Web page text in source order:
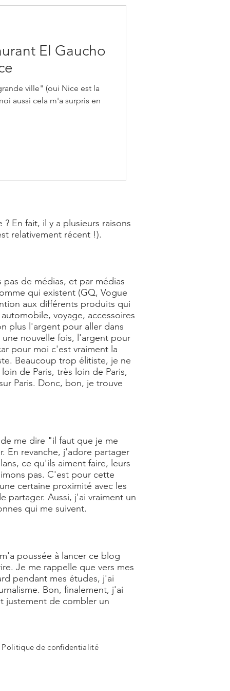
El Gaucho
ville" (oui Nice est la
aussi cela m'a surpris en
En fait, il y a plusieurs raisons
relativement récent !).
de médias, et par médias
qui existent (GQ, Vogue
aux différents produits qui
voyage, accessoires
plus l'argent pour aller dans
nouvelle fois, l'argent pour
pour moi c'est vraiment la
Beaucoup trop élitiste, je ne
de Paris, très loin de Paris,
Paris. Donc, bon, je trouve
me dire "il faut que je me
En revanche, j'adore partager
ce qu'ils aiment faire, leurs
pas. C'est pour cette
certaine proximité avec les
partager. Aussi, j'ai vraiment un
qui me suivent.
poussée à lancer ce blog
Je me rappelle que vers mes
pendant mes études, j'ai
Bon, finalement, j'ai
justement de combler un
Politique de confidentialité